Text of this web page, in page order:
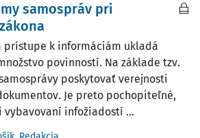
samospráv pri
prístupe k informáciám ukladá
povinností. Na základe tzv.
poskytovať verejnosti
Je preto pochopiteľné,
vybavovaní infožiadostí ...